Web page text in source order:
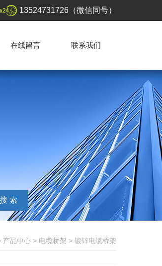
13524731726（微信同号）
在线留言 联系我们
产品中心 > 电缆桥架 > 镀锌电缆桥架